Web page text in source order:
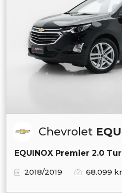
Chevrolet
EQUINOX Premier 2.0
2018/2019
68.099